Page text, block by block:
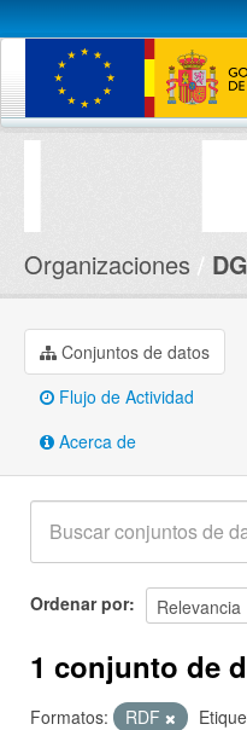
Conjuntos de datos
Organizaciones
Conjuntos de datos
Flujo de Actividad
Acerca de
Ordenar por
1 conjunto de
Formatos: RDF